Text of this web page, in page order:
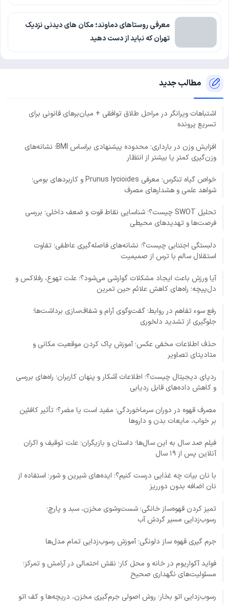
معرفی روستاهای دماوند؛ مکان های دیدنی نزدیک
تهران که نباید از دست دهید
مطالب جدید
اشتباهات ویرانگر در مراحل طلاق توافقی + میان‌برهای قانونی برای
تسریع پرونده
افزایش وزن در بارداری؛ محدوده پیشنهادی براساس BMI؛ نشانه‌های
وزن‌گیری کمتر یا بیشتر از انتظار
خواص گیاه تنگرس؛ معرفی Prunus lycioides و کاربردهای بومی؛
شواهد علمی و هشدارهای مصرف
تحلیل SWOT چیست؟؛ شناسایی نقاط قوت و ضعف داخلی؛ بررسی
فرصت‌ها و تهدیدهای محیطی
دلبستگی اجتنابی چیست؟؛ نشانه‌های فاصله‌گیری عاطفی؛ تفاوت
استقلال سالم با ترس از صمیمیت
آیا ورزش باعث ایجاد مشکلات گوارشی می‌شود؟؛ علت تهوع، رفلاکس و
دل‌پیچه؛ راه‌های کاهش علائم حین تمرین
رفع سوء تفاهم در روابط؛ گفت‌وگوی آرام و شفاف‌سازی برداشت‌ها؛
جلوگیری از تشدید دلخوری
حذف اطلاعات مخفی عکس؛ آموزش پاک کردن موقعیت مکانی و
متادیتای تصاویر
ردپای دیجیتال چیست؟؛ اطلاعات آشکار و پنهان کاربران؛ راه‌های بررسی
و کاهش داده‌های قابل ردیابی
مصرف قهوه در دوران سرماخوردگی؛ مفید است یا مضر؟؛ تأثیر کافئین
بر خواب، مایعات بدن و داروها
فیلم صد سال به این سال‌ها؛ داستان و بازیگران؛ علت توقیف و اکران
آنلاین پس از ۱۹ سال
با نان بیات چه غذایی درست کنیم؟؛ ایده‌های شیرین و شور؛ استفاده از
نان اضافه بدون دورریز
تمیز کردن قهوه‌ساز خانگی؛ شست‌وشوی مخزن، سبد و پارچ؛
رسوب‌زدایی مسیر گردش آب
جرم گیری قهوه ساز دلونگی؛ آموزش رسوب‌زدایی تمام مدل‌ها
فواید آکواریوم در خانه و محل کار؛ نقش احتمالی در آرامش و تمرکز؛
مسئولیت‌های نگهداری صحیح
رسوب‌زدایی اتو بخار؛ روش اصولی جرم‌گیری مخزن، دریچه‌ها و کف اتو